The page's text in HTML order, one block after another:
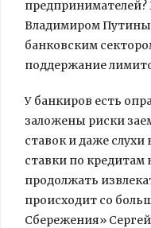
Владимиром
банковским
поддержание
У банкиров есть
заложены риски
ставок и даже
ставки по
продолжать
происходит со
Сбережения»